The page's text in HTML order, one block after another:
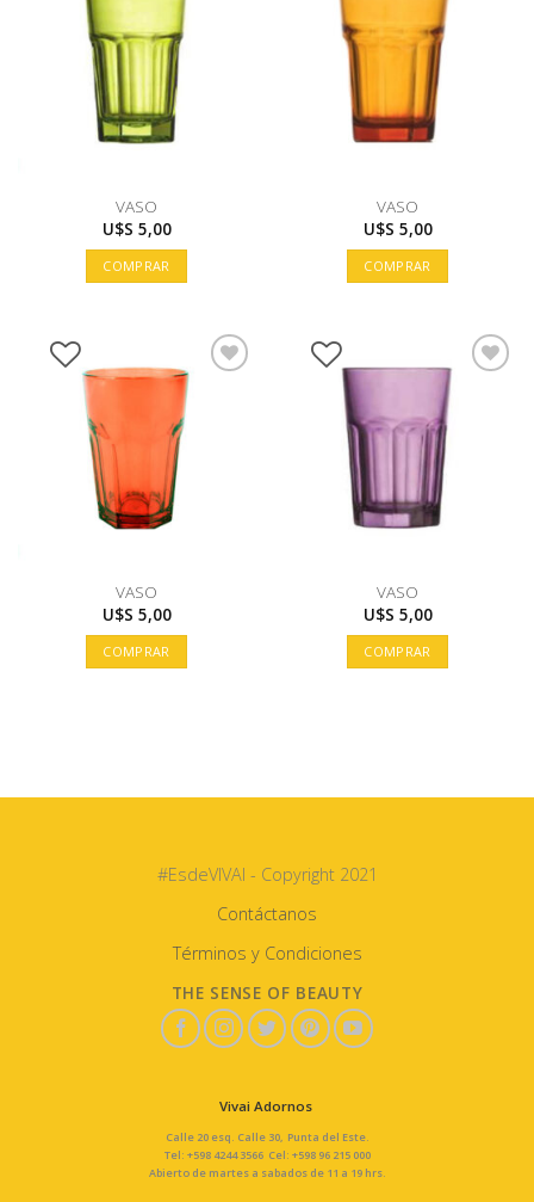
VASO
U$S 5,00
COMPRAR
VASO
U$S 5,00
COMPRAR
VASO
U$S 5,00
COMPRAR
VASO
U$S 5,00
COMPRAR
#EsdeVIVAI - Copyright 2021
Contáctanos
Términos y Condiciones
THE SENSE OF BEAUTY
Vivai Adornos
Calle 20 esq. Calle 30, Punta del Este.
Tel: +598 4244 3566 Cel: +598 96 215 000
Abierto de martes a sabados de 11 a 19 hrs.